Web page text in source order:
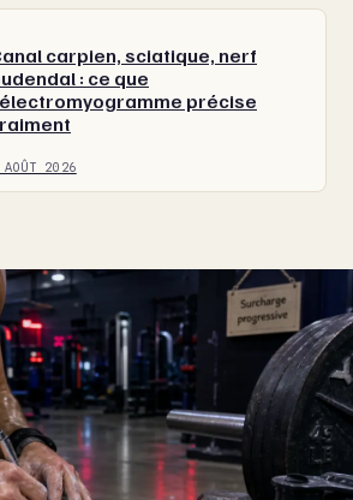
carpien, sciatique, nerf
: ce que
précise
AOÛT 2026